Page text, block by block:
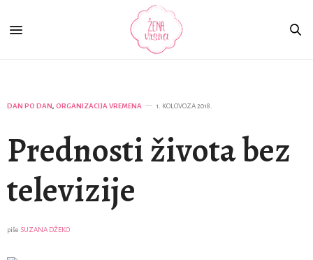
DAN PO DAN, ORGANIZACIJA VREMENA 1. KOLOVOZA 2018.
Prednosti života bez
televizije
piše SUZANA DŽEKO